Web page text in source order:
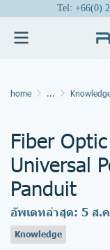
Tel: +66(0)
home ...
Fiber
Universal
Panduit
อัพเดทล่าสุด: 5 ส.
Knowledge